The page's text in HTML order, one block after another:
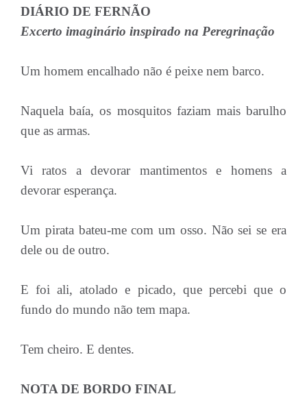
DIÁRIO DE FERNÃO
Excerto imaginário inspirado na Peregrinação
Um homem encalhado não é peixe nem barco.
Naquela baía, os mosquitos faziam mais barulho
que as armas.
Vi ratos a devorar mantimentos e homens a
devorar esperança.
Um pirata bateu-me com um osso. Não sei se era
dele ou de outro.
E foi ali, atolado e picado, que percebi que o
fundo do mundo não tem mapa.
Tem cheiro. E dentes.
NOTA DE BORDO FINAL